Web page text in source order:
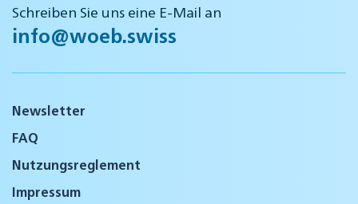
Schreiben Sie uns eine E-Mail an
info@woeb.swiss
Newsletter
FAQ
Nutzungsreglement
Impressum